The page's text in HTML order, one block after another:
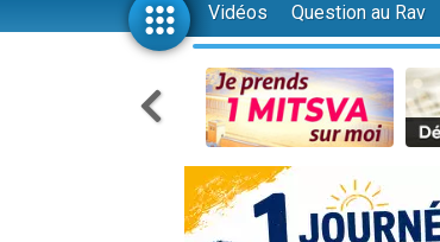
Vidéos Question au Rav